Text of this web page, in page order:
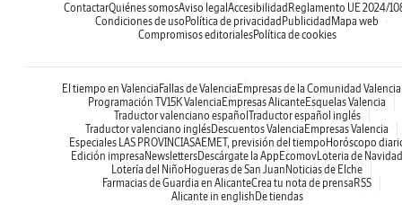
ContactarQuiénes somosAviso legal Accesibilidad Reglamento UE 2024/
Condiciones de uso Política de privacidad Publicidad Mapa web
Compromisos editorialesPolítica de cookies
El tiempo en Valencia Fallas de Valencia Empresas de la Comunidad
Programación TV15K Valencia Empresas AlicanteEsquelas Valencia
Traductor valenciano español Traductor español inglés
Traductor valenciano inglésDescuentos Valencia Empresas Valencia
Especiales LAS PROVINCIASAEMET, previsión del tiempo Horóscopo
Edición impresa NewslettersDescárgate la App EcomovLoteria de Navidad
Lotería del Niño Hogueras de San Juan Noticias de Elche
Farmacias de Guardia en AlicanteCrea tu nota de prensa RSS
Alicante in english De tiendas